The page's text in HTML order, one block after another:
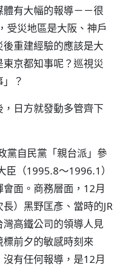
有大幅的報導－－很
受災地區是大阪、神戶
重建經驗的應該是大
京都知事呢？巡視災
？
日方就發動多管齊下
黨自民黨「親台派」參
臣（1995.8～1996.1）
面。商務層面，12月
）黑野匡彥、當時的JR
高鐵公司的領導人見
前夕的敏感時刻來
有任何報導，是12月